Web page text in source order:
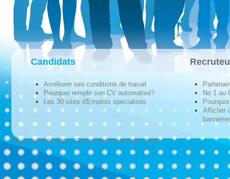
Candidats
Améliorer ses conditions de travail
Pourquoi remplir son CV automatisé?
Les 30 sites d'Emplois spécialisés
No 1 au
Afficher
Tous droits réservés © Techno-Communication 2026